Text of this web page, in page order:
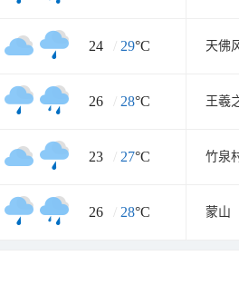
24 / 29°C 天佛
26 / 28°C 王羲
23 / 27°C 竹泉
26 / 28°C 蒙山